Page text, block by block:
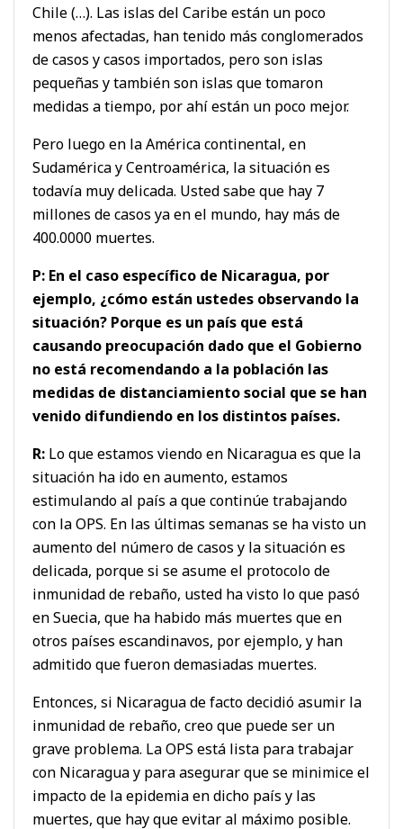
Chile (…). Las islas del Caribe están un poco
menos afectadas, han tenido más conglomerados
de casos y casos importados, pero son islas
pequeñas y también son islas que tomaron
medidas a tiempo, por ahí están un poco mejor.
Pero luego en la América continental, en
Sudamérica y Centroamérica, la situación es
todavía muy delicada. Usted sabe que hay 7
millones de casos ya en el mundo, hay más de
400.0000 muertes.
P: En el caso específico de Nicaragua, por
ejemplo, ¿cómo están ustedes observando la
situación? Porque es un país que está
causando preocupación dado que el Gobierno
no está recomendando a la población las
medidas de distanciamiento social que se han
venido difundiendo en los distintos países.
R: Lo que estamos viendo en Nicaragua es que la
situación ha ido en aumento, estamos
estimulando al país a que continúe trabajando
con la OPS. En las últimas semanas se ha visto un
aumento del número de casos y la situación es
delicada, porque si se asume el protocolo de
inmunidad de rebaño, usted ha visto lo que pasó
en Suecia, que ha habido más muertes que en
otros países escandinavos, por ejemplo, y han
admitido que fueron demasiadas muertes.
Entonces, si Nicaragua de facto decidió asumir la
inmunidad de rebaño, creo que puede ser un
grave problema. La OPS está lista para trabajar
con Nicaragua y para asegurar que se minimice el
impacto de la epidemia en dicho país y las
muertes, que hay que evitar al máximo posible.